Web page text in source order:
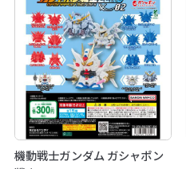
機動戦士ガンダム ガシャポン